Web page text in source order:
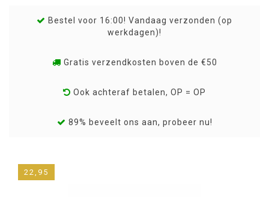
Bestel voor 16:00! Vandaag verzonden (op
werkdagen)!
Gratis verzendkosten boven de €50
Ook achteraf betalen, OP = OP
89% beveelt ons aan, probeer nu!
22,95